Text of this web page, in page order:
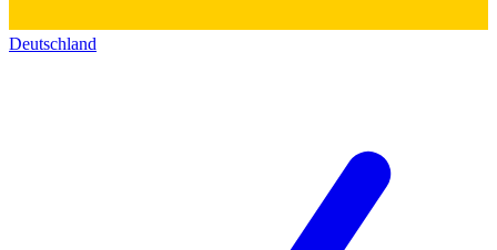
Deutschland